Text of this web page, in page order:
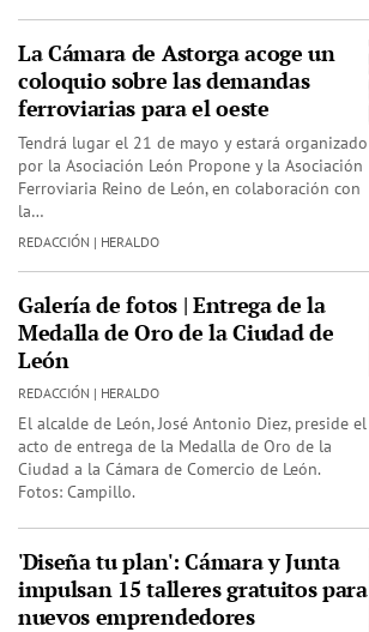
La Cámara de Astorga acoge un
coloquio sobre las demandas
ferroviarias para el oeste
Tendrá lugar el 21 de mayo y estará organizado
por la Asociación León Propone y la Asociación
Ferroviaria Reino de León, en colaboración con
la…
REDACCIÓN | HERALDO
Galería de fotos | Entrega de la
Medalla de Oro de la Ciudad de
León
REDACCIÓN | HERALDO
El alcalde de León, José Antonio Diez, preside el
acto de entrega de la Medalla de Oro de la
Ciudad a la Cámara de Comercio de León.
Fotos: Campillo.
'Diseña tu plan': Cámara y Junta
impulsan 15 talleres gratuitos para
nuevos emprendedores